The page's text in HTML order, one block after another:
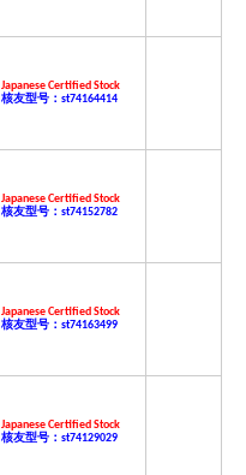
Japanese Certified Stock
核友型号：st74164414
Japanese Certified Stock
核友型号：st74152782
Japanese Certified Stock
核友型号：st74163499
Japanese Certified Stock
核友型号：st74129029